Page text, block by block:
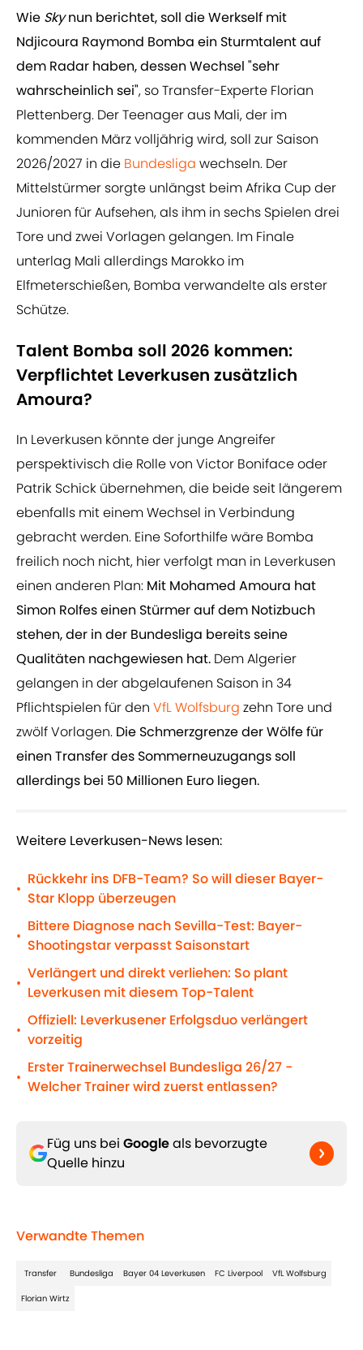
Wie Skynun berichtet, soll die Werkself mit
Ndjicoura Raymond Bomba ein Sturmtalent auf
dem Radar haben, dessen Wechsel "sehr
wahrscheinlich sei", so Transfer-Experte Florian
Plettenberg. Der Teenager aus Mali, der im
kommenden März volljährig wird, soll zur Saison
2026/2027 in die Bundesliga wechseln. Der
Mittelstürmer sorgte unlängst beim Afrika Cup der
Junioren für Aufsehen, als ihm in sechs Spielen drei
Tore und zwei Vorlagen gelangen. Im Finale
unterlag Mali allerdings Marokko im
Elfmeterschießen, Bomba verwandelte als erster
Schütze.
Talent Bomba soll 2026 kommen:
Verpflichtet Leverkusen zusätzlich
Amoura?
In Leverkusen könnte der junge Angreifer
perspektivisch die Rolle von Victor Boniface oder
Patrik Schick übernehmen, die beide seit längerem
ebenfalls mit einem Wechsel in Verbindung
gebracht werden. Eine Soforthilfe wäre Bomba
freilich noch nicht, hier verfolgt man in Leverkusen
einen anderen Plan: Mit Mohamed Amoura hat
Simon Rolfes einen Stürmer auf dem Notizbuch
stehen, der in der Bundesliga bereits seine
Qualitäten nachgewiesen hat. Dem Algerier
gelangen in der abgelaufenen Saison in 34
Pflichtspielen für den VfL Wolfsburg zehn Tore und
zwölf Vorlagen. Die Schmerzgrenze der Wölfe für
einen Transfer des Sommerneuzugangs soll
allerdings bei 50 Millionen Euro liegen.
Weitere Leverkusen-News lesen:
•
Rückkehr ins DFB-Team? So will dieser Bayer-
Star Klopp überzeugen
•
Bittere Diagnose nach Sevilla-Test: Bayer-
Shootingstar verpasst Saisonstart
•
Verlängert und direkt verliehen: So plant
Leverkusen mit diesem Top-Talent
•
Offiziell: Leverkusener Erfolgsduo verlängert
vorzeitig
•
Erster Trainerwechsel Bundesliga 26/27 -
Welcher Trainer wird zuerst entlassen?
Füg uns bei Googleals bevorzugte
Quelle hinzu
Verwandte Themen
Transfer Bundesliga Bayer 04 Leverkusen FC Liverpool VfL Wolfsburg
Florian Wirtz